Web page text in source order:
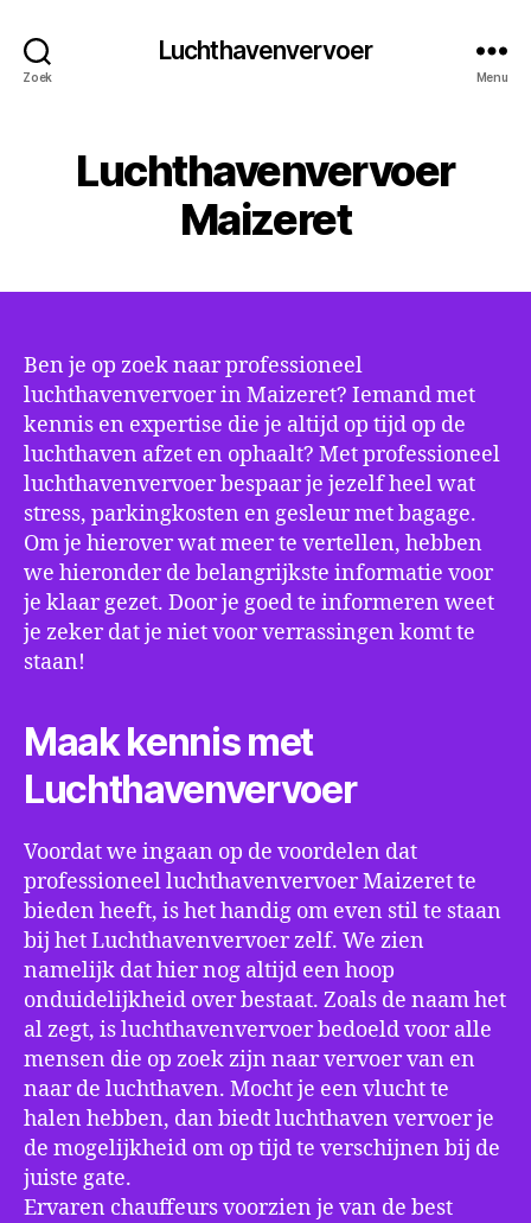
Zoek
Luchthavenvervoer
Menu
Luchthavenvervoer
Maizeret
Ben je op zoek naar professioneel
luchthavenvervoer in Maizeret? Iemand met
kennis en expertise die je altijd op tijd op de
luchthaven afzet en ophaalt? Met professioneel
luchthavenvervoer bespaar je jezelf heel wat
stress, parkingkosten en gesleur met bagage.
Om je hierover wat meer te vertellen, hebben
we hieronder de belangrijkste informatie voor
je klaar gezet. Door je goed te informeren weet
je zeker dat je niet voor verrassingen komt te
staan!
Maak kennis met
Luchthavenvervoer
Voordat we ingaan op de voordelen dat
professioneel luchthavenvervoer Maizeret te
bieden heeft, is het handig om even stil te staan
bij het Luchthavenvervoer zelf. We zien
namelijk dat hier nog altijd een hoop
onduidelijkheid over bestaat. Zoals de naam het
al zegt, is luchthavenvervoer bedoeld voor alle
mensen die op zoek zijn naar vervoer van en
naar de luchthaven. Mocht je een vlucht te
halen hebben, dan biedt luchthaven vervoer je
de mogelijkheid om op tijd te verschijnen bij de
juiste gate.
Ervaren chauffeurs voorzien je van de best